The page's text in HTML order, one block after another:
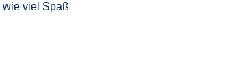
wie viel Spaß